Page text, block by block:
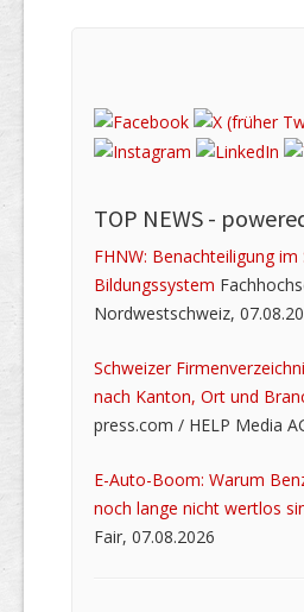
TOP NEWS -
FHNW: Benachteiligung im
Bildungssystem
Nordwestschweiz,
Schweizer
nach Kanton, Ort und
press.com / HELP Media
E-Auto-Boom: Warum
noch lange nicht wertlos
Fair, 07.08.2026